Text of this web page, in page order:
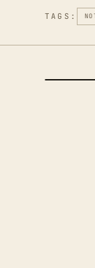
TAGS: